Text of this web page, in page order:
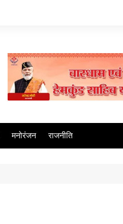
मनोरंजन राजनीति